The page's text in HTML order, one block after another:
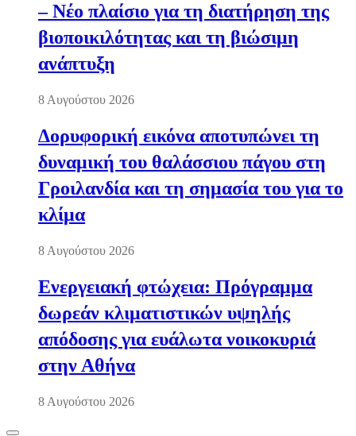
– Νέο πλαίσιο για τη διατήρηση της
βιοποικιλότητας και τη βιώσιμη
ανάπτυξη
8 Αυγούστου 2026
Δορυφορική εικόνα αποτυπώνει τη
δυναμική του θαλάσσιου πάγου στη
Γροιλανδία και τη σημασία του για το
κλίμα
8 Αυγούστου 2026
Ενεργειακή φτώχεια: Πρόγραμμα
δωρεάν κλιματιστικών υψηλής
απόδοσης για ευάλωτα νοικοκυριά
στην Αθήνα
8 Αυγούστου 2026